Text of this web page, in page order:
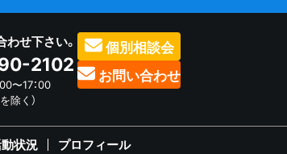
わせ下さい。
2102
〜17：00
除く）
個別相談会
お問い合わせ
状況 プロフィール